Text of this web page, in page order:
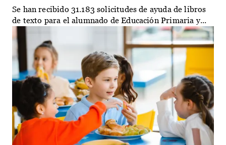
Se han recibido 31.183 solicitudes de ayuda de libros
de texto para el alumnado de Educación Primaria y...